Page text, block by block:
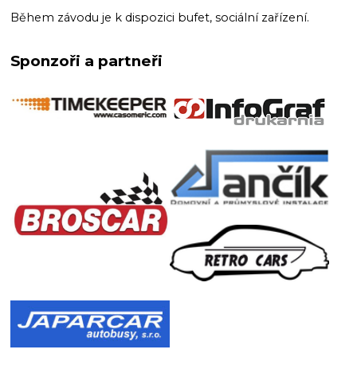
Během závodu je k dispozici bufet, sociální zařízení.
Sponzoři a partneři